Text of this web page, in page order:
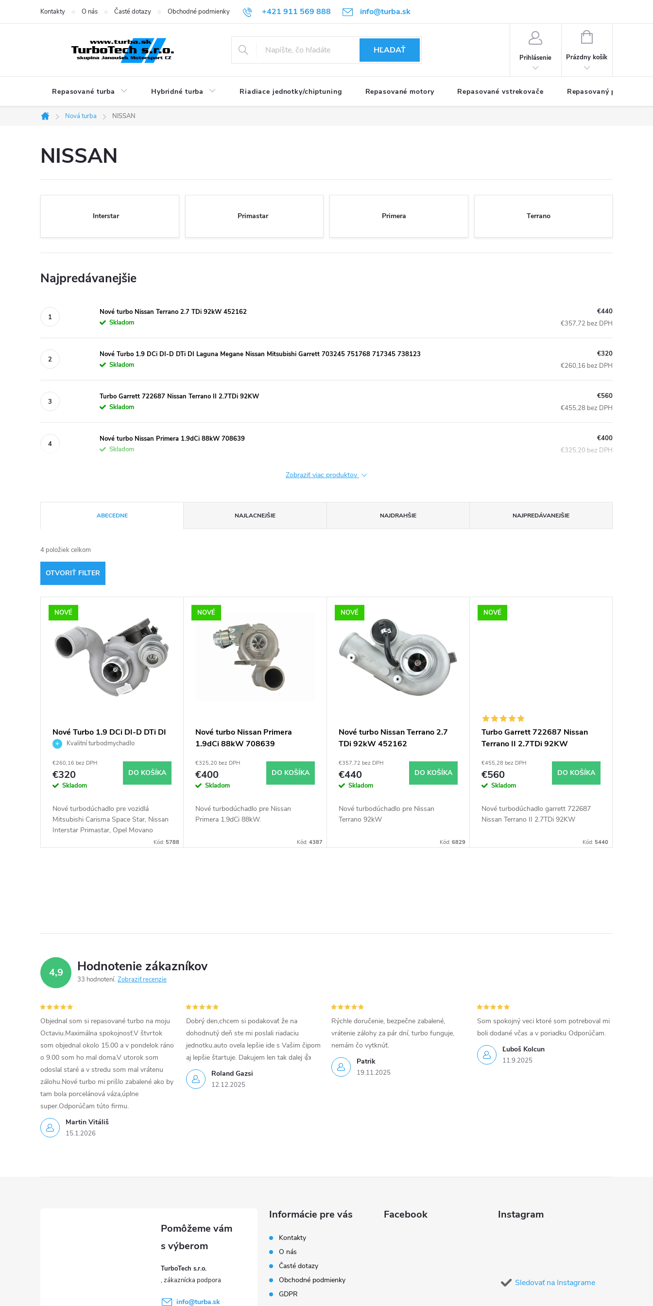
+421 911 569 888 info@turba.sk
Kontakty O nás Časté dotazy Obchodné podmienky GDPR
HĽADAŤ
Prihlásenie
NÁKUPNÝ
Prázdny košík
Repasované turba Hybridné turba Riadiace jednotky/chiptuning Repasované motory Repasované vstrekovače Repasovaný pohon TDM
Domov
Nová turba NISSAN
NISSAN
Interstar Primastar Primera Terrano
Najpredávanejšie
Nové turbo Nissan Terrano 2.7 TDi 92kW 452162
Skladom
€440
€357,72 bez DPH
Nové Turbo 1.9 DCi DI-D DTi DI Laguna Megane Nissan Mitsubishi Garrett 703245 751768 717345 738123
Skladom
€320
€260,16 bez DPH
Turbo Garrett 722687 Nissan Terrano II 2.7TDi 92KW
Skladom
€560
€455,28 bez DPH
Nové turbo Nissan Primera 1.9dCi 88kW 708639
Skladom
€400
€325,20 bez DPH
Zobraziť viac produktov
a
d
e
n
o
ABECEDNE NAJLACNEJŠIE NAJDRAHŠIE NAJPREDÁVANEJŠIE
4 položiek celkom
OTVORIŤ FILTER
V
k
NOVÉ
Nové Turbo 1.9 DCi DI-D DTi DI
Laguna Megane Nissan
751768 717345 738123
Kvalitní turbodmychadlo
€260,16 bez DPH
€320
Skladom
DO KOŠÍKA
Nové turbodúchadlo pre vozidlá
Mitsubishi Carisma Space Star, Nissan
Interstar Primastar, Opel Movano
Vivaro, Renault Laguna Master Megane
Kód: 5788
NOVÉ
Nové turbo Nissan Primera
1.9dCi 88kW 708639
€325,20 bez DPH
€400
Skladom
DO KOŠÍKA
Nové turbodúchadlo pre Nissan
Primera 1.9dCi 88kW.
Kód: 4387
NOVÉ
Nové turbo Nissan Terrano 2.7
TDi 92kW 452162
€357,72 bez DPH
€440
Skladom
DO KOŠÍKA
Nové turbodúchadlo pre Nissan
Terrano 92kW
Kód: 6829
NOVÉ
Turbo Garrett 722687 Nissan
Terrano II 2.7TDi 92KW
€455,28 bez DPH
€560
Skladom
DO KOŠÍKA
Nové turbodúchadlo garrett 722687
Nissan Terrano II 2.7TDi 92KW
Kód: 5440
d
a
c
i
e
p
r
v
k
y
ý
4,9 Hodnotenie zákazníkov
33 hodnotení Zobraziť recenzie
Martin Vitáliš
15.1.2026
Objednal som si repasované turbo na moju
Octaviu.Maximálna spokojnosť.V štvrtok
som objednal okolo 15.00 a v pondelok ráno
o 9.00 som ho mal doma.V utorok som
odoslal staré a v stredu som mal vrátenu
zálohu.Nové turbo mi prišlo zabalené ako by
tam bola porcelánová váza,úplne
super.Odporúčam túto firmu.
Roland Gazsi
12.12.2025
Dobrý den,chcem si podakovať že na
dohodnutý deň ste mi poslali riadaciu
jednotku.auto ovela lepšie ide s Vašim čipom
aj lepšie štartuje. Dakujem len tak dalej 👍
Patrik
19.11.2025
Rýchle doručenie, bezpečne zabalené,
vrátenie zálohy za pár dní, turbo funguje,
nemám čo vytknúť.
Ľuboš Kolcun
11.9.2025
Som spokojný veci ktoré som potreboval mi
boli dodané včas a v poriadku Odporúčam.
TurboTech s.r.o.
info@turba.sk
Informácie pre vás
Kontakty
O nás
Časté dotazy
Obchodné podmienky
GDPR
Facebook Instagram
Sledovať na Instagrame